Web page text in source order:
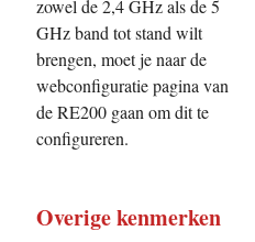
zowel de 2,4 GHz als de 5
GHz band tot stand wilt
brengen, moet je naar de
webconfiguratie pagina van
de RE200 gaan om dit te
configureren.
Overige kenmerken